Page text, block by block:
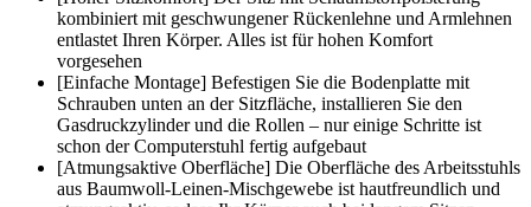
kombiniert mit geschwungener Rückenlehne und Armlehnen
entlastet Ihren Körper. Alles ist für hohen Komfort
vorgesehen
[Einfache Montage] Befestigen Sie die Bodenplatte mit
Schrauben unten an der Sitzfläche, installieren Sie den
Gasdruckzylinder und die Rollen – nur einige Schritte ist
schon der Computerstuhl fertig aufgebaut
[Atmungsaktive Oberfläche] Die Oberfläche des Arbeitsstuhls
aus Baumwoll-Leinen-Mischgewebe ist hautfreundlich und